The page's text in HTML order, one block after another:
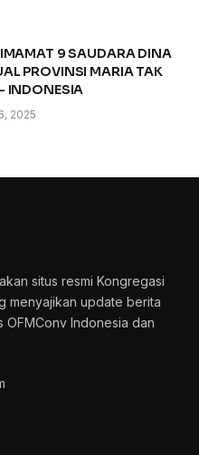
9 SAUDARA DINA
PROVINSI MARIA TAK
INDONESIA
2025
situs resmi Kongregasi
menyajikan update berita
OFMConv Indonesia dan